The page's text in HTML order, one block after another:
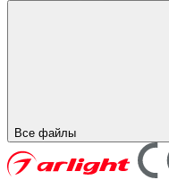
Все файлы